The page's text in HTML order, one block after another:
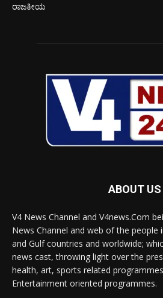
ರಾಜಕೀಯ
ABOUT US
V4 News Channel and V4news.Com
News Channel and web of the people
and Gulf countries and worldwide;
news cast, throwing light over the
health, art, sports related
Entertainment oriented programmes.